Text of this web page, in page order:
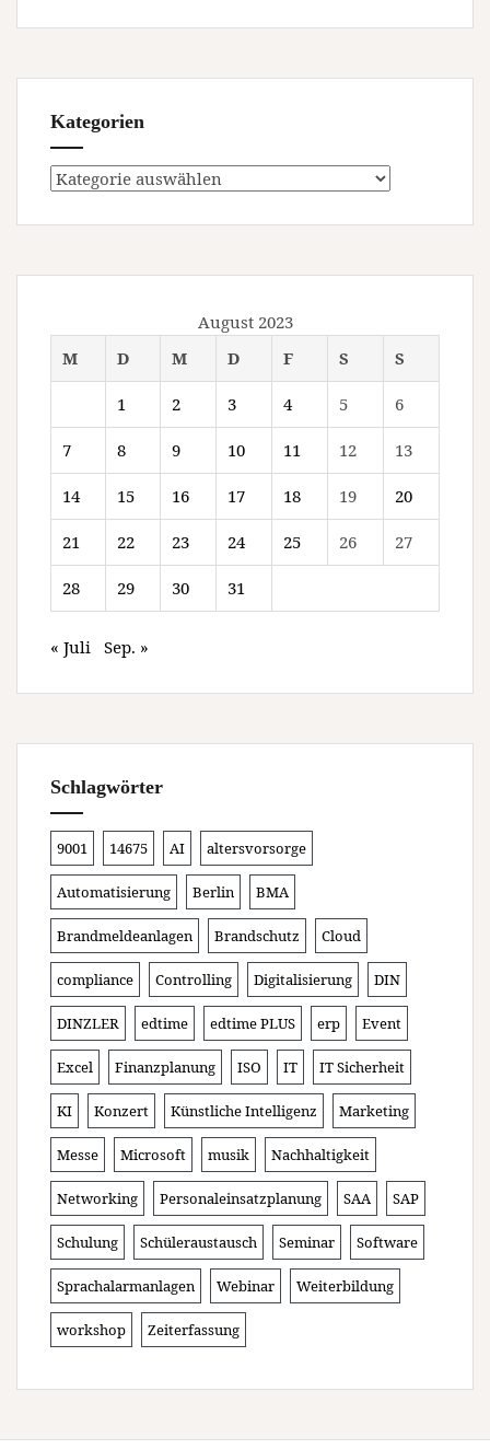
Kategorien
Kategorien
August 2023
M
D M D F S S
1 2 3 4 5 6
7 8 9 10 11 12 13
14 15 16 17 18 19 20
21 22 23 24 25 26 27
28 29 30 31
« Juli Sep. »
Schlagwörter
9001 14675 AI altersvorsorge
Automatisierung Berlin BMA
Brandmeldeanlagen Brandschutz Cloud
compliance Controlling Digitalisierung DIN
DINZLER edtime edtime PLUS erp Event
Excel Finanzplanung ISO IT IT Sicherheit
KI Konzert Künstliche Intelligenz Marketing
Messe Microsoft musik Nachhaltigkeit
Networking Personaleinsatzplanung SAA SAP
Schulung Schüleraustausch Seminar Software
Sprachalarmanlagen Webinar Weiterbildung
workshop Zeiterfassung